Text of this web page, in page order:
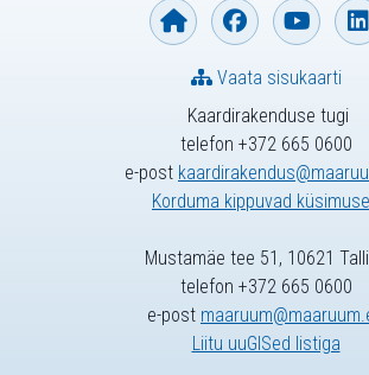
Kaardirakenduse tugi
telefon +372 665 0600
e-post
Korduma kippuvad
Vaata sisukaarti
Mustamäe tee 51, 10621
telefon +372 665 0600
e-post
Liitu uuGISed listiga